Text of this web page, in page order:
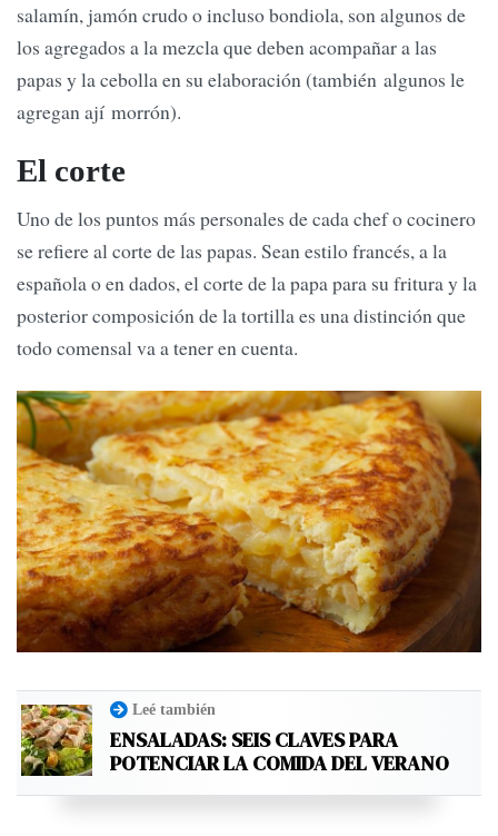
salamín, jamón crudo o incluso bondiola, son algunos de
los agregados a la mezcla que deben acompañar a las
papas y la cebolla en su elaboración (también algunos le
agregan ají morrón).
El corte
Uno de los puntos más personales de cada chef o cocinero
se refiere al corte de las papas. Sean estilo francés, a la
española o en dados, el corte de la papa para su fritura y la
posterior composición de la tortilla es una distinción que
todo comensal va a tener en cuenta.
Leé también
ENSALADAS: SEIS CLAVES PARA
POTENCIAR LA COMIDA DEL VERANO